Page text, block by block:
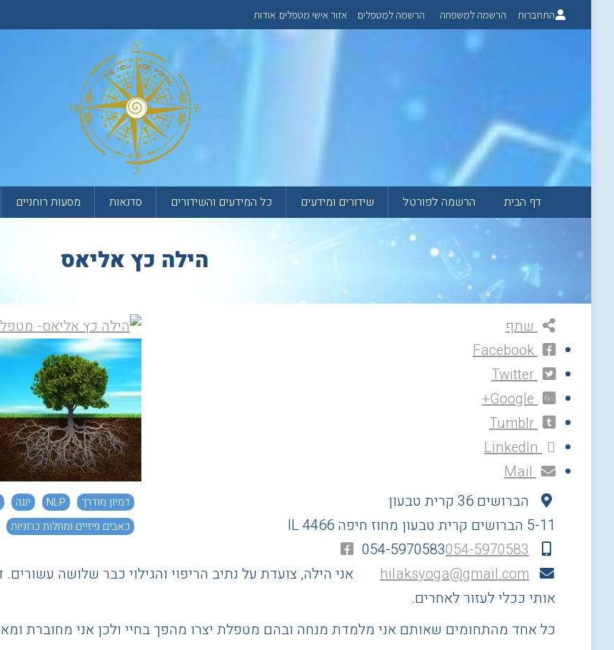
התחברות הרשמה למשפחה הרשמה למטפלים אזור אישי מטפלים אודות
דף הבית הרשמה לפורטל שידורים ומידעים כל המידעים והשידורים סדנאות מסעות רוחניים
הילה כץ אליאס
דמיון מודרך NLP יוגה
כאבים פיזיים ומחלות כרוניות
הברושים 36 קרית טבעון
5-11 הברושים
קרית טבעון מחוז חיפה 4466
IL
054-5970583054-5970583
hilaksyoga@gmail.com
אני הילה, צועדת על נתיב הריפוי והגילוי כבר שלושה
אותי ככלי לעזור לאחרים.
כל אחד מהתחומים שאותם אני מלמדת מנחה ובהם מטפלת יצרו מהפך בחיי ולכן אני מחוברת
שתף
Facebook
Twitter
Google+
Tumblr
LinkedIn
Mail